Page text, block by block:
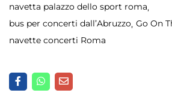
navetta palazzo dello sport roma
bus per concerti dall’Abruzzo Go On
navette concerti Roma